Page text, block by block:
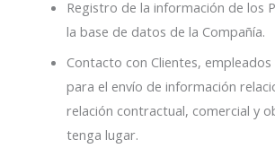
Registro de la información de los
la base de datos de la Compañía.
Contacto con Clientes,
para el envío de información
relación contractual, comercial y
tenga lugar.